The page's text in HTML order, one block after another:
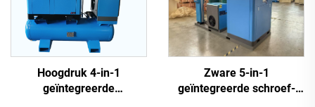
Hoogdruk 4-in-1
geïntegreerde
Zware 5-in-1
geïntegreerde schroef-